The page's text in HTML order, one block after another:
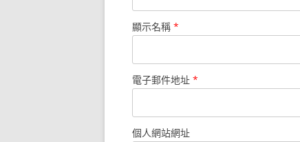
顯示名稱 *
電子郵件地址 *
個人網站網址